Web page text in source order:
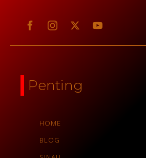
Penting
HOME
BLOG